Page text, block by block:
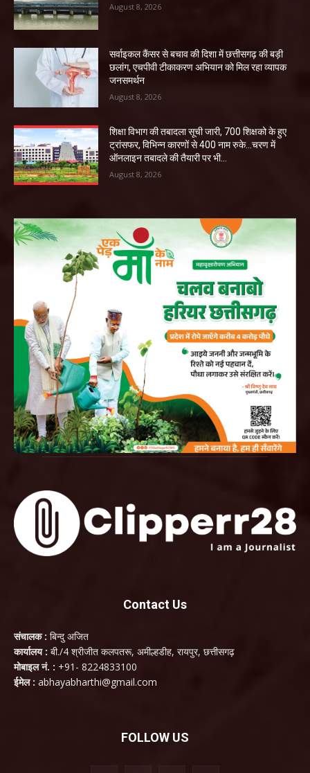
August 8, 2026
सर्वाइकल कैंसर से बचाव की दिशा में छत्तीसगढ़ की बड़ी
छलांग, एचपीवी टीकाकरण अभियान को मिल रहा व्यापक
जनसमर्थन
August 8, 2026
शिक्षा विभाग की तबादला सूची जारी, 700 शिक्षको के हुए
ट्रांसफर, विभिन्न कारणों से 400 नाम रुके…चरण में
ऑनलाइन तबादले की तैयारी पर भी...
August 8, 2026
Contact Us
संचालक : बिन्दु अजित
कार्यालय : बी./4 श्रीजीत कलपतरू, अमील्हडीह, रायपुर, छत्तीसगढ़
मोबाइल नं. : +91- 8224833100
ईमेल : abhayabharthi@gmail.com
FOLLOW US